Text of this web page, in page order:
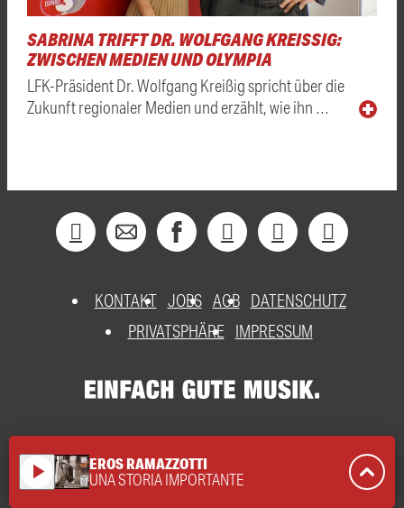
SABRINA TRIFFT DR. WOLFGANG KREISSIG: Z
WISCHEN MEDIEN UND OLYMPIA
LFK-Präsident Dr. Wolfgang Kreißig spricht über die
Zukunft regionaler Medien und erzählt, wie ihn …
KONTAKT JOBS AGB DATENSCHUTZ
PRIVATSPHÄRE
IMPRESSUM
play_arrow EROS RAMAZZOTTI
UNA STORIA IMPORTANTE